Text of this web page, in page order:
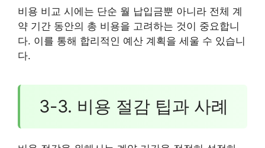
비용 비교 시에는 단순 월 납입금뿐 아니라 전체 계
약 기간 동안의 총 비용을 고려하는 것이 중요합니
다. 이를 통해 합리적인 예산 계획을 세울 수 있습니
다.
3-3. 비용 절감 팁과 사례